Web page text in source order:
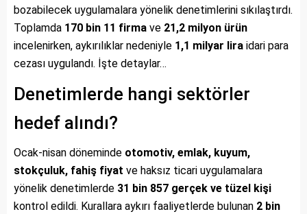
bozabilecek uygulamalara yönelik denetimlerini sıkılaştırdı.
Toplamda 170 bin 11 firma ve 21,2 milyon ürün
incelenirken, aykırılıklar nedeniyle 1,1 milyar lira idari para
cezası uygulandı. İşte detaylar…
Denetimlerde hangi sektörler
hedef alındı?
Ocak-nisan döneminde otomotiv, emlak, kuyum,
stokçuluk, fahiş fiyat ve haksız ticari uygulamalara
yönelik denetimlerde 31 bin 857 gerçek ve tüzel kişi
kontrol edildi. Kurallara aykırı faaliyetlerde bulunan 2 bin